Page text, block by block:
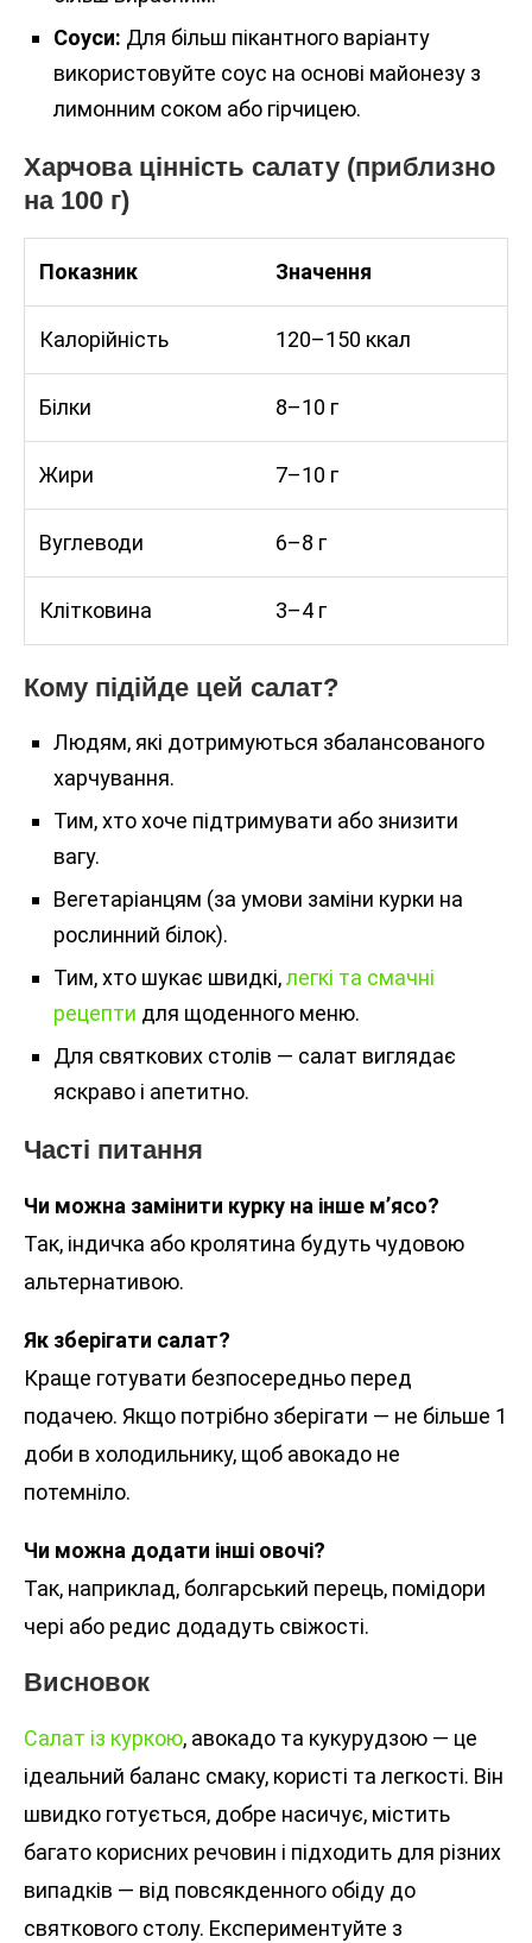
Соуси: Для більш пікантного варіанту
використовуйте соус на основі майонезу з
лимонним соком або гірчицею.
Харчова цінність салату (приблизно
на 100 г)
Показник Значення
Калорійність 120–150 ккал
Білки 8–10 г
Жири 7–10 г
Вуглеводи 6–8 г
Клітковина 3–4 г
Кому підійде цей салат?
Людям, які дотримуються збалансованого
харчування.
Тим, хто хоче підтримувати або знизити
вагу.
Вегетаріанцям (за умови заміни курки на
рослинний білок).
Тим, хто шукає швидкі,легкі та смачні
рецепти для щоденного меню.
Для святкових столів — салат виглядає
яскраво і апетитно.
Часті питання
Чи можна замінити курку на інше м’ясо?
Так, індичка або кролятина будуть чудовою
альтернативою.
Як зберігати салат?
Краще готувати безпосередньо перед
подачею. Якщо потрібно зберігати — не більше 1
доби в холодильнику, щоб авокадо не
потемніло.
Чи можна додати інші овочі?
Так, наприклад, болгарський перець, помідори
чері або редис додадуть свіжості.
Висновок
Салат із куркою, авокадо та кукурудзою — це
ідеальний баланс смаку, користі та легкості. Він
швидко готується, добре насичує, містить
багато корисних речовин і підходить для різних
випадків — від повсякденного обіду до
святкового столу. Експериментуйте з